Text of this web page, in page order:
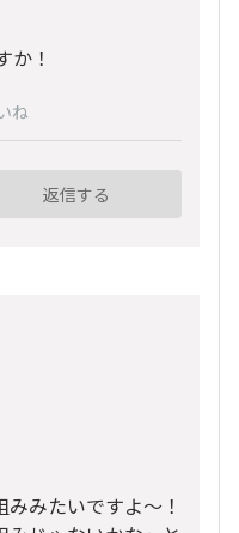
か！
ね
返信する
みたいですよ～！